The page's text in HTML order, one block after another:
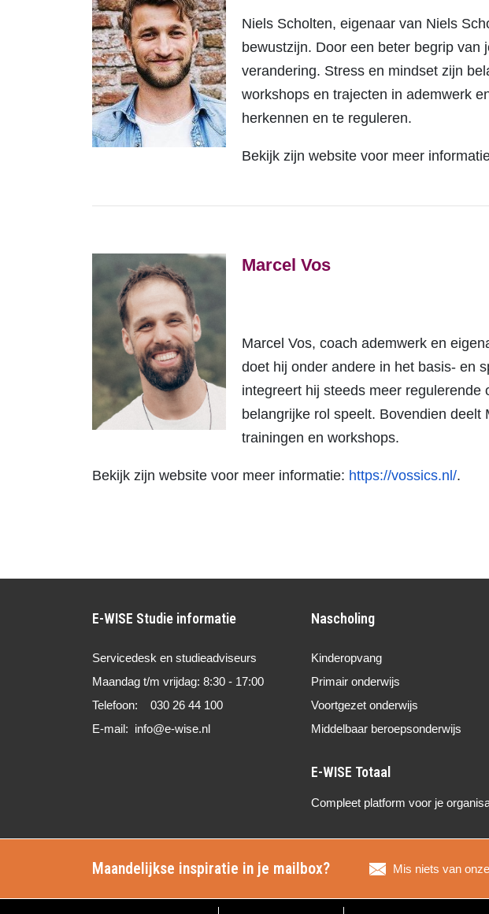
Niels Scholten, eigenaar van Niels
bewustzijn. Door een beter begrip van
verandering. Stress en mindset zijn
workshops en trajecten in ademwerk
herkennen en te reguleren.
Bekijk zijn website voor meer
Marcel Vos
Marcel Vos, coach ademwerk en
doet hij onder andere in het basis- en
integreert hij steeds meer
belangrijke rol speelt. Bovendien
trainingen en workshops.
Bekijk zijn website voor meer informatie: https://vossics.nl/.
E-WISE Studie informatie
Servicedesk en studieadviseurs
Maandag t/m vrijdag: 8:30 - 17:00
Telefoon: 030 26 44 100
E-mail: info@e-wise.nl
Nascholing
Kinderopvang
Primair onderwijs
Voortgezet onderwijs
Middelbaar beroepsonderwijs
Compleet platform voor je
Maandelijkse inspiratie in je mailbox? Mis niets van